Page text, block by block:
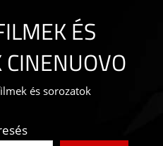
ÉS
CINENUOVO
és sorozatok